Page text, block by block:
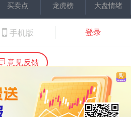
买卖点 龙虎榜 大盘情绪
手机版 登录
意见反馈
隆证券咨询顾问有限公司
All Right Reserved.
020-66618988